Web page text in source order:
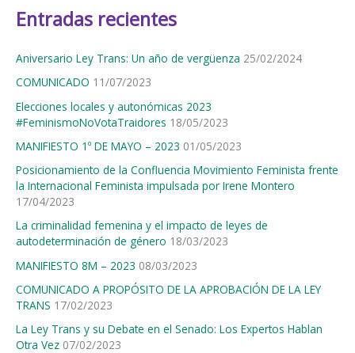
menores
c
o
Entradas recientes
Aniversario Ley Trans: Un año de vergüenza 25/02/2024
COMUNICADO 11/07/2023
Elecciones locales y autonómicas 2023
#FeminismoNoVotaTraidores 18/05/2023
MANIFIESTO 1º DE MAYO – 2023 01/05/2023
Posicionamiento de la Confluencia Movimiento Feminista frente
la Internacional Feminista impulsada por Irene Montero
17/04/2023
La criminalidad femenina y el impacto de leyes de
autodeterminación de género 18/03/2023
MANIFIESTO 8M – 2023 08/03/2023
COMUNICADO A PROPÓSITO DE LA APROBACIÓN DE LA LEY
TRANS 17/02/2023
La Ley Trans y su Debate en el Senado: Los Expertos Hablan
Otra Vez 07/02/2023